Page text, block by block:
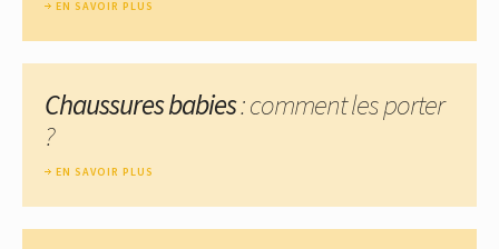
EN SAVOIR PLUS
Chaussures babies: comment les porter
?
EN SAVOIR PLUS